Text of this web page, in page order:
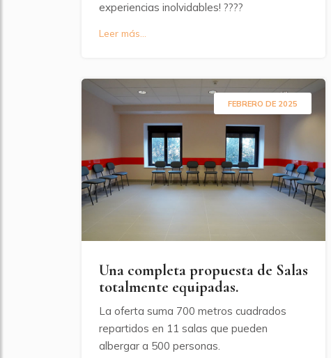
experiencias inolvidables! ????
Leer más...
FEBRERO DE 2025
Una completa propuesta de Salas
totalmente equipadas.
La oferta suma 700 metros cuadrados
repartidos en 11 salas que pueden
albergar a 500 personas.